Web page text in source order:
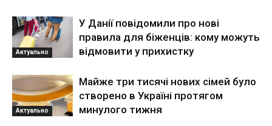
Актуально
У Данії повідомили про нові
правила для біженців: кому можуть
відмовити у прихистку
Актуально
Майже три тисячі нових сімей було
створено в Україні протягом
минулого тижня